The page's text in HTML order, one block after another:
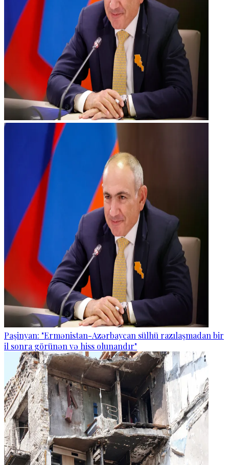
Paşinyan: "Ermənistan-Azərbaycan sülhü razılaşmadan bir
il sonra görünən və hiss olunandır"